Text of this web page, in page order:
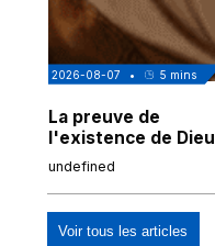
2026-08-07 • 5 mins
La preuve de
l'existence de Dieu
chez Ibn Sina
undefined
Voir tous les articles